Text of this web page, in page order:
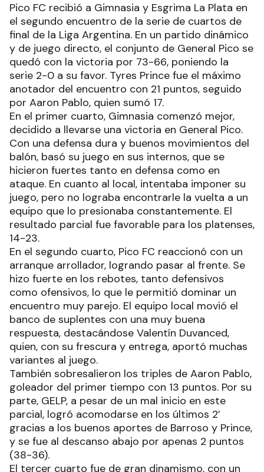
Pico FC recibió a Gimnasia y Esgrima La Plata en
el segundo encuentro de la serie de cuartos de
final de la Liga Argentina. En un partido dinámico
y de juego directo, el conjunto de General Pico se
quedó con la victoria por 73-66, poniendo la
serie 2-0 a su favor. Tyres Prince fue el máximo
anotador del encuentro con 21 puntos, seguido
por Aaron Pablo, quien sumó 17.
En el primer cuarto, Gimnasia comenzó mejor,
decidido a llevarse una victoria en General Pico.
Con una defensa dura y buenos movimientos del
balón, basó su juego en sus internos, que se
hicieron fuertes tanto en defensa como en
ataque. En cuanto al local, intentaba imponer su
juego, pero no lograba encontrarle la vuelta a un
equipo que lo presionaba constantemente. El
resultado parcial fue favorable para los platenses,
14-23.
En el segundo cuarto, Pico FC reaccionó con un
arranque arrollador, logrando pasar al frente. Se
hizo fuerte en los rebotes, tanto defensivos
como ofensivos, lo que le permitió dominar un
encuentro muy parejo. El equipo local movió el
banco de suplentes con una muy buena
respuesta, destacándose Valentín Duvanced,
quien, con su frescura y entrega, aportó muchas
variantes al juego.
También sobresalieron los triples de Aaron Pablo,
goleador del primer tiempo con 13 puntos. Por su
parte, GELP, a pesar de un mal inicio en este
parcial, logró acomodarse en los últimos 2’
gracias a los buenos aportes de Barroso y Prince,
y se fue al descanso abajo por apenas 2 puntos
(38-36).
El tercer cuarto fue de gran dinamismo, con un